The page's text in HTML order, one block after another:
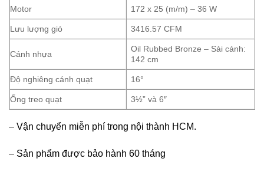
Motor 172 x 25 (m/m) – 36 W
Lưu lượng gió 3416.57 CFM
Cánh nhựa
Oil Rubbed Bronze – Sải cánh:
142 cm
Độ nghiêng cánh quạt 16°
Ống treo quạt 3½” và 6″
– Vận chuyển miễn phí trong nội thành HCM.
– Sản phẩm được bảo hành 60 tháng